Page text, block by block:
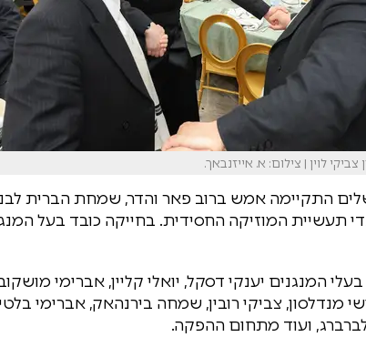
לוין | צילום: א. אייזנבאך.
התקיימה אמש ברוב פאר והדר, שמחת הברית לבנו
תעשיית המוזיקה החסידית. בחייקה כובד בעל
המנגנים יענקי דסקל, יואלי קליין, אברימי
מנדלסון, צביקי רובין, שמחה בירנהאק, אברימי בלטי,
ועוד מתחום ההפקה.